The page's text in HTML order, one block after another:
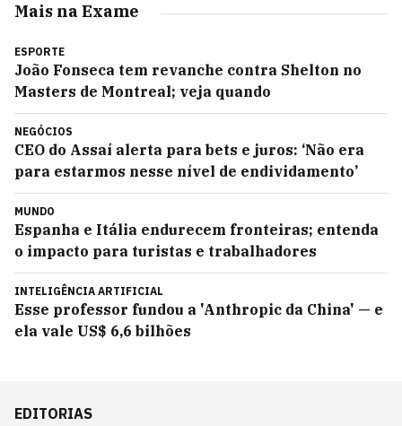
Mais na Exame
ESPORTE
João Fonseca tem revanche contra Shelton no
Masters de Montreal; veja quando
NEGÓCIOS
CEO do Assaí alerta para bets e juros: ‘Não era
para estarmos nesse nível de endividamento’
MUNDO
Espanha e Itália endurecem fronteiras; entenda
o impacto para turistas e trabalhadores
INTELIGÊNCIA ARTIFICIAL
Esse professor fundou a 'Anthropic da China' — e
ela vale US$ 6,6 bilhões
EDITORIAS